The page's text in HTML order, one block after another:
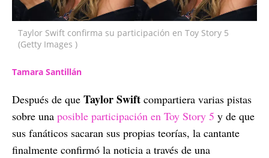
Taylor Swift confirma su participación en Toy Story 5
(Getty Images )
Tamara Santillán
Después de que Taylor Swift compartiera varias pistas
sobre una posible participación en Toy Story 5 y de que
sus fanáticos sacaran sus propias teorías, la cantante
finalmente confirmó la noticia a través de una